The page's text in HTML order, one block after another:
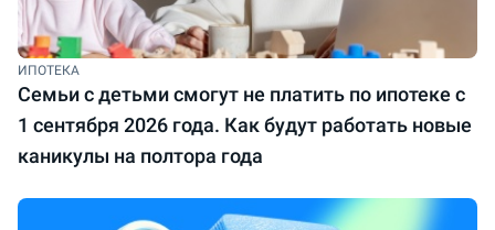
ИПОТЕКА
Семьи с детьми смогут не платить по ипотеке с
1 сентября 2026 года. Как будут работать новые
каникулы на полтора года